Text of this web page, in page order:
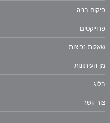
פיקוח בניה
פרוייקטים
שאלות נפוצות
מן העיתונות
בלוג
צור קשר